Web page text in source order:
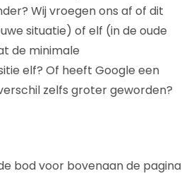
Wij vroegen ons af of dit
situatie) of elf (in de oude
de minimale
elf? Of heeft Google een
zelfs groter geworden?
bod voor bovenaan de pagina